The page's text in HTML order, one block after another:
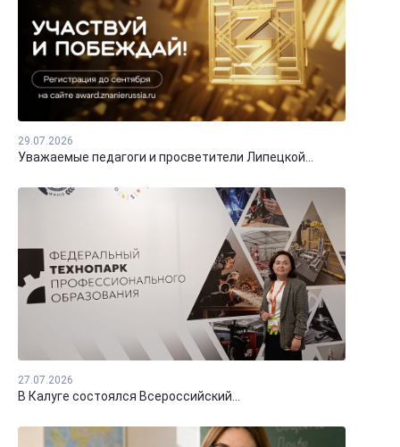
29.07.2026
Уважаемые педагоги и просветители Липецкой...
27.07.2026
В Калуге состоялся Всероссийский...